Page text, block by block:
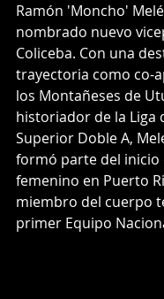
Ramón 'Moncho'
nombrado nuevo
Coliceba. Con una
trayectoria como co-
los Montañeses de
historiador de la Liga
Superior Doble A,
formó parte del inicio
femenino en Puerto
miembro del cuerpo
primer Equipo